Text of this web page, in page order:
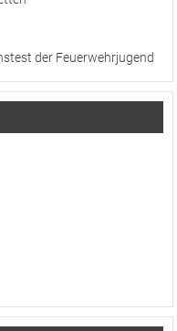
der Feuerwehrjugend